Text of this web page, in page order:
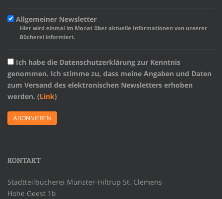
Allgemeiner Newsletter
Hier wird einmal im Monat über aktuelle Informationen von unserer
Bücherei informiert.
Ich habe die Datenschutzerklärung zur Kenntnis
genommen. Ich stimme zu, dass meine Angaben und Daten
zum Versand des elektronischen Newsletters erhoben
werden. (Link)
KONTAKT
Stadtteilbücherei Münster-Hiltrup St. Clemens
Hohe Geest 1b